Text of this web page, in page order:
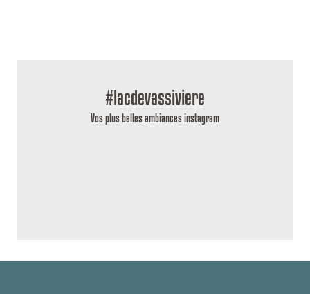
#lacdevassiviere
Vos plus belles ambiances instagram